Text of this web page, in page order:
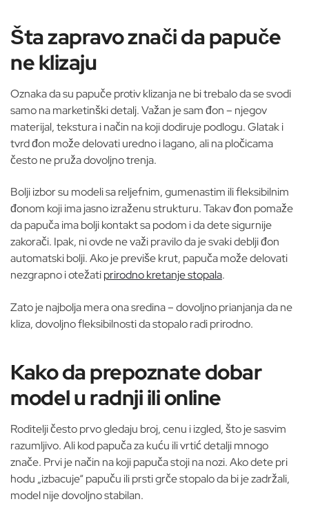
Šta zapravo znači da papuče
ne klizaju
Oznaka da su papuče protiv klizanja ne bi trebalo da se svodi
samo na marketinški detalj. Važan je sam đon – njegov
materijal, tekstura i način na koji dodiruje podlogu. Glatak i
tvrd đon može delovati uredno i lagano, ali na pločicama
često ne pruža dovoljno trenja.
Bolji izbor su modeli sa reljefnim, gumenastim ili fleksibilnim
đonom koji ima jasno izraženu strukturu. Takav đon pomaže
da papuča ima bolji kontakt sa podom i da dete sigurnije
zakorači. Ipak, ni ovde ne važi pravilo da je svaki deblji đon
automatski bolji. Ako je previše krut, papuča može delovati
nezgrapno i otežatiprirodno kretanje stopala.
Zato je najbolja mera ona sredina – dovoljno prianjanja da ne
kliza, dovoljno fleksibilnosti da stopalo radi prirodno.
Kako da prepoznate dobar
model u radnji ili online
Roditelji često prvo gledaju broj, cenu i izgled, što je sasvim
razumljivo. Ali kod papuča za kuću ili vrtić detalji mnogo
znače. Prvi je način na koji papuča stoji na nozi. Ako dete pri
hodu „izbacuje“ papuču ili prsti grče stopalo da bi je zadržali,
model nije dovoljno stabilan.